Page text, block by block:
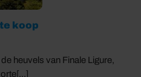
koop
heuvels van Finale Ligure,